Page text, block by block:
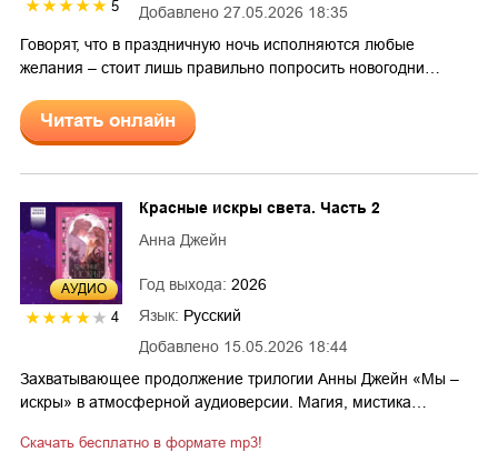
5 Добавлено 27.05.2026 18:35
Говорят, что в праздничную ночь исполняются любые
желания – стоит лишь правильно попросить новогодни…
Читать онлайн
AУДИО
4
Добавлено 15.05.2026 18:44
Красные искры света. Часть 2
Анна Джейн
Год выхода: 2026
Язык: Русский
Захватывающее продолжение трилогии Анны Джейн «Мы –
искры» в атмосферной аудиоверсии. Магия, мистика…
Скачать бесплатно в формате mp3!